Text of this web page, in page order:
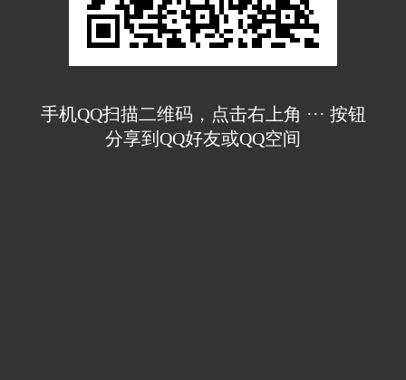
手机QQ扫描二维码，点击右上角 ··· 按钮
分享到QQ好友或QQ空间